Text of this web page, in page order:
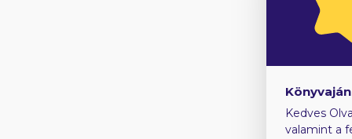
Kedves
valamint a